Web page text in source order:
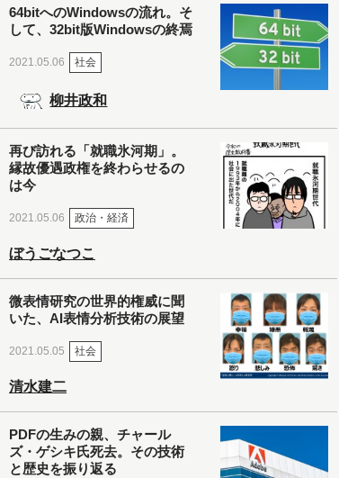
64bitへのWindowsの流れ。そ
して、32bit版Windowsの終焉
2021.05.06 社会
柳井政和
再び訪れる「就職氷河期」。
縁故優遇政権を終わらせるの
は今
2021.05.06 政治・経済
ぼうごなつこ
微表情研究の世界的権威に聞
いた、AI表情分析技術の展望
2021.05.05 社会
清水建二
PDFの生みの親、チャール
ズ・ゲシキ氏死去。その技術
と歴史を振り返る